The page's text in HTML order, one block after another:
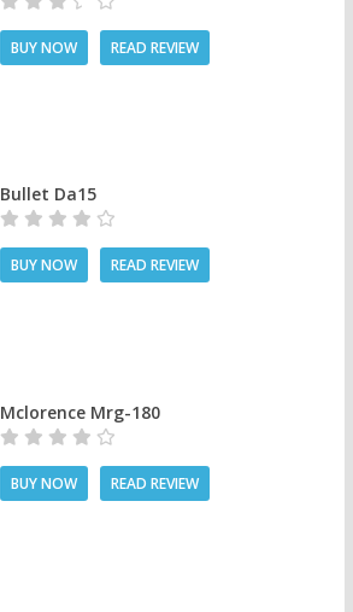
BUY NOW READ REVIEW
Bullet Da15
BUY NOW READ REVIEW
Mclorence Mrg-180
BUY NOW READ REVIEW